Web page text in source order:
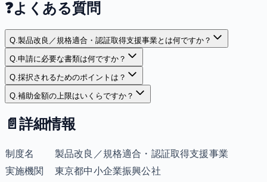
❓よくある質問
Q.製品改良／規格適合・認証取得支援事業とは何ですか？
Q.申請に必要な書類は何ですか？
Q.採択されるためのポイントは？
Q.補助金額の上限はいくらですか？
📄 詳細情報
制度名
製品改良／規格適合・認証取得支援事業
実施機関
東京都中小企業振興公社